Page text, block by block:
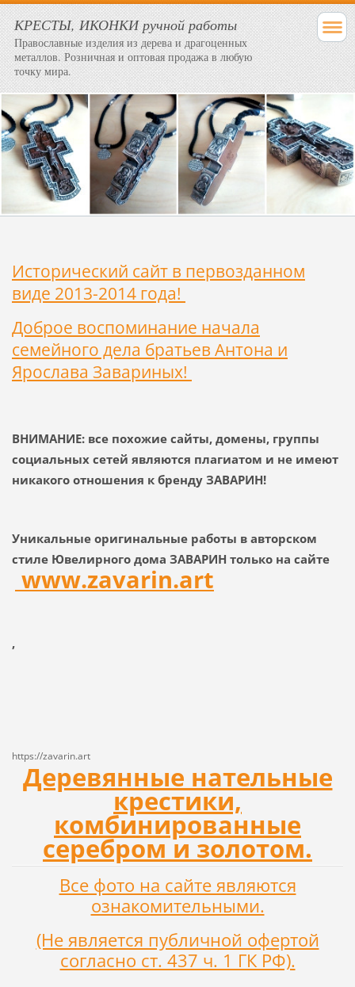
КРЕСТЫ, ИКОНКИ ручной работы
Православные изделия из дерева и драгоценных
металлов. Розничная и оптовая продажа в любую
точку мира.
Исторический сайт в первозданном
виде 2013-2014 года!
Доброе воспоминание начала
семейного дела братьев Антона и
Ярослава Завариных!
ВНИМАНИЕ: все похожие сайты, домены, группы
социальных сетей являются плагиатом и не имеют
никакого отношения к бренду ЗАВАРИН!
Уникальные оригинальные работы в авторском
стиле Ювелирного дома ЗАВАРИН только на сайте
www.zavarin.art
,
https://zavarin.art
Деревянные нательные
крестики,
комбинированные
серебром и золотом.
Все фото на сайте являются
ознакомительными.
(Не является публичной офертой
согласно ст. 437 ч. 1 ГК РФ).